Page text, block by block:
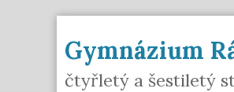
Gymnázium
čtyřletý a šestiletý